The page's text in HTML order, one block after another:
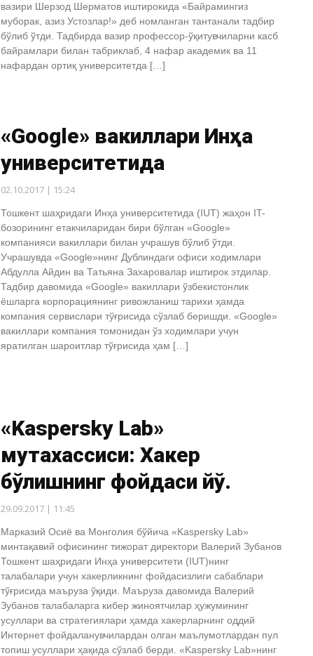
вазири Шерзод Шерматов иштирокида «Байрамингиз
муборак, азиз Устозлар!» деб номланган тантанали тадбир
бўлиб ўтди. Тадбирда вазир профессор-ўқитувчиларни касб
байрамлари билан табриклаб, 4 нафар академик ва 11
нафардан ортиқ университетда […]
«Google» вакиллари Инҳа
университетида
02.10.2017 | 15:24
Тошкент шаҳридаги Инҳа университетида (IUT) жаҳон IT-
бозорининг етакчиларидан бири бўлган «Google»
компанияси вакиллари билан учрашув бўлиб ўтди.
Учрашувда «Google»нинг Дублиндаги офиси ходимлари
Абдулла Айдин ва Татьяна Захаровалар иштирок этдилар.
Тадбир давомида «Google» вакиллари ўзбекистонлик
ёшларга корпорациянинг ривожланиш тарихи ҳамда
компания сервислари тўғрисида сўзлаб беришди. «Google»
вакиллари компания томонидан ўз ходимлари учун
яратилган шароитлар тўғрисида ҳам […]
«Kaspersky Lab»
мутахассиси: Хакер
бўлишнинг фойдаси йўқ.
29.09.2017 | 11:45
Марказий Осиё ва Монголия бўйича «Kaspersky Lab»
минтақавий офисининг тижорат директори Валерий Зубанов
Тошкент шаҳридаги Инҳа университети (IUT)нинг
талабалари учун хакерликнинг фойдасизлиги сабаблари
тўғрисида маъруза ўқиди. Маъруза давомида Валерий
Зубанов талабаларга кибер жиноятчилар ҳужумининг
усуллари ва стратегиялари ҳамда хакерларнинг оддий
Интернет фойдаланувчилардан олган маълумотлардан пул
топиш усуллари ҳақида сўзлаб берди. «Kaspersky Lab»нинг